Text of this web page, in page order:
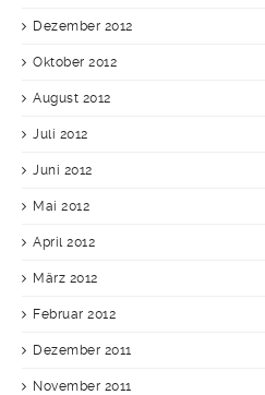
Dezember 2012
Oktober 2012
August 2012
Juli 2012
Juni 2012
Mai 2012
April 2012
März 2012
Februar 2012
Dezember 2011
November 2011